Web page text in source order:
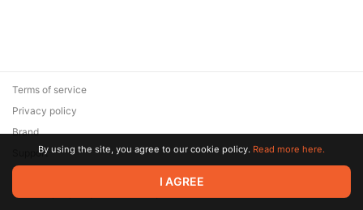
© 2026 Zaya Solutions Limited. All rights reserved. All trademarks
are the property of their respective owners.
Terms of service
Privacy policy
Brand
SupportBy using the site, you agree to our cookie policy. Read more here.
I AGREE